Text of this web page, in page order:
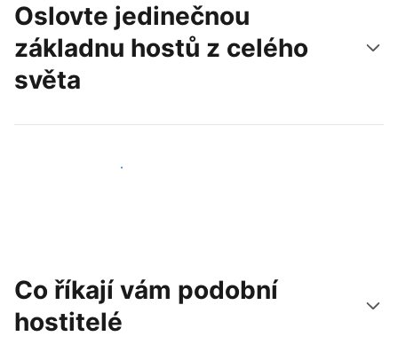
Oslovte jedinečnou
základnu hostů z celého
světa
Oslovit nové hosty už dnes
Co říkají vám podobní
hostitelé